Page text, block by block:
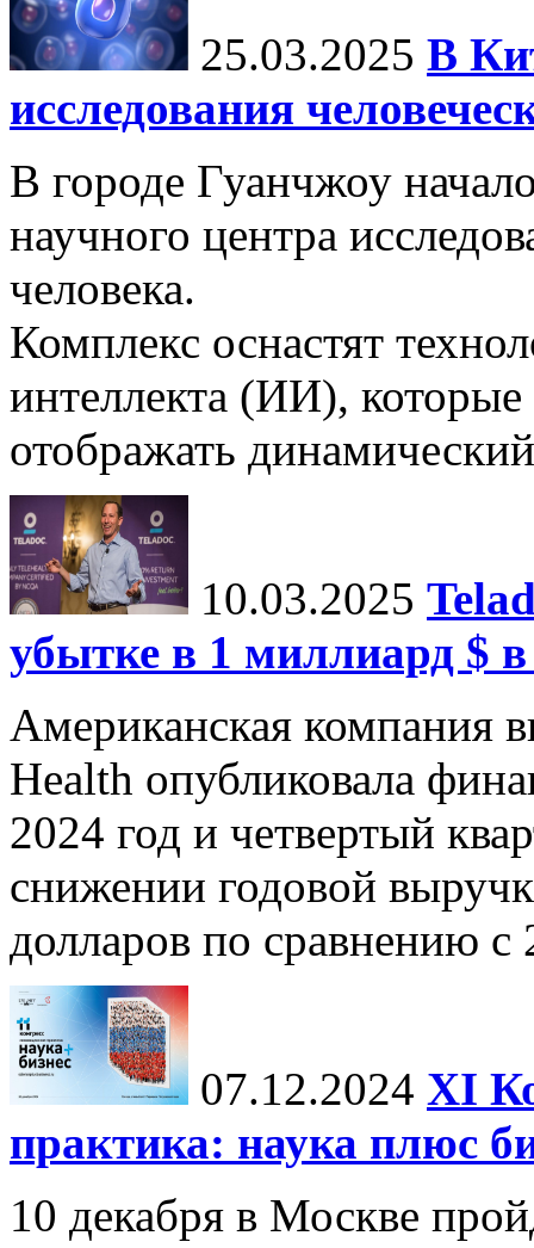
25.03.2025 В
исследования
В городе Гуанчжоу
научного центра
человека.
Комплекс оснастят
интеллекта (ИИ),
отображать
10.03.2025
убытке в 1 миллиард $ в
Американская компания
Health опубликовала
2024 год и четвертый
снижении годовой
долларов по сравнению с
07.12.2024 ХI
практика: наука плюс
10 декабря в Москве